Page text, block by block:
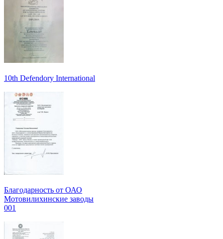
10th Defendory International
Благодарность от ОАО
Мотовилихинские заводы
001